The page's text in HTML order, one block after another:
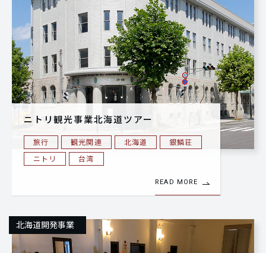
ニトリ観光事業北海道ツアー
旅行 観光関連 北海道
銀鱗荘
ニトリ
台湾
READ MORE
北海道開発事業